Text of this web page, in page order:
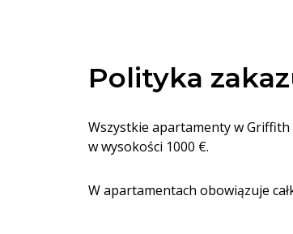
Polityka
Wszystkie apartamenty w Griffith
w wysokości 1000 €.
W apartamentach obowiązuje